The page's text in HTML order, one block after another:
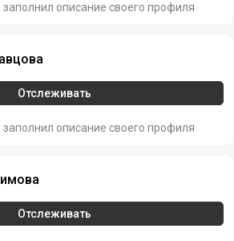
описание своего профиля
Отслеживать
описание своего профиля
Отслеживать